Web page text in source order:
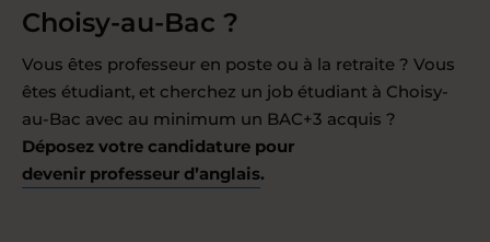
Choisy-au-Bac ?
Vous êtes professeur en poste ou à la retraite ? Vous
êtes étudiant, et cherchez un job étudiant à Choisy-
au-Bac avec au minimum un BAC+3 acquis ?
Déposez votre candidature pour
devenir professeur d’anglais.